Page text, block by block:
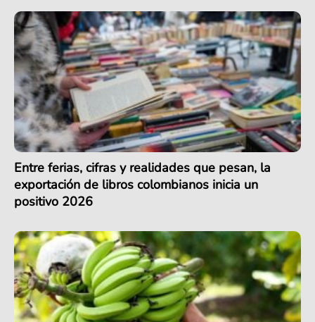
Entre ferias, cifras y realidades que pesan, la
exportación de libros colombianos inicia un
positivo 2026